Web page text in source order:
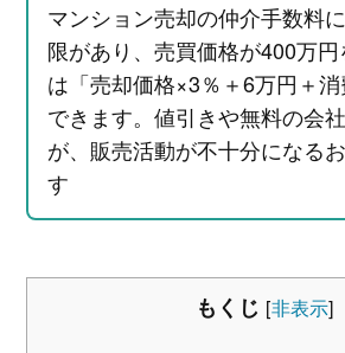
マンション売却の仲介手数料
限があり、売買価格が400万
は「売却価格×3％＋6万円＋
できます。値引きや無料の会
が、販売活動が不十分になる
す
もくじ [非表示]